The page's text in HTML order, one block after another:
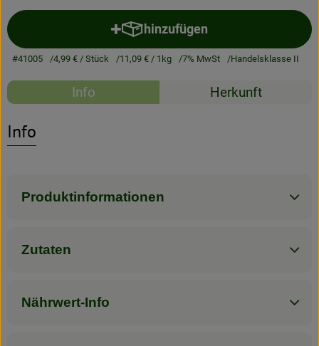
Bio-Kochboxen
Rezeptarchiv
hinzufügen
Produkt zum Warenkorb
#41005 4,99 €/ Stück 11,09 €/ 1kg 7% MwSt Handelsklasse II
Rezepte
Info Herkunft
Info
Produktinformationen
Zutaten
Nährwert-Info